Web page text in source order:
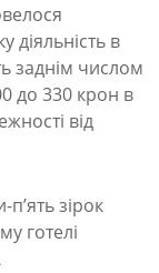
в
заднім числом
до 330 крон в
від
зірок
готелі